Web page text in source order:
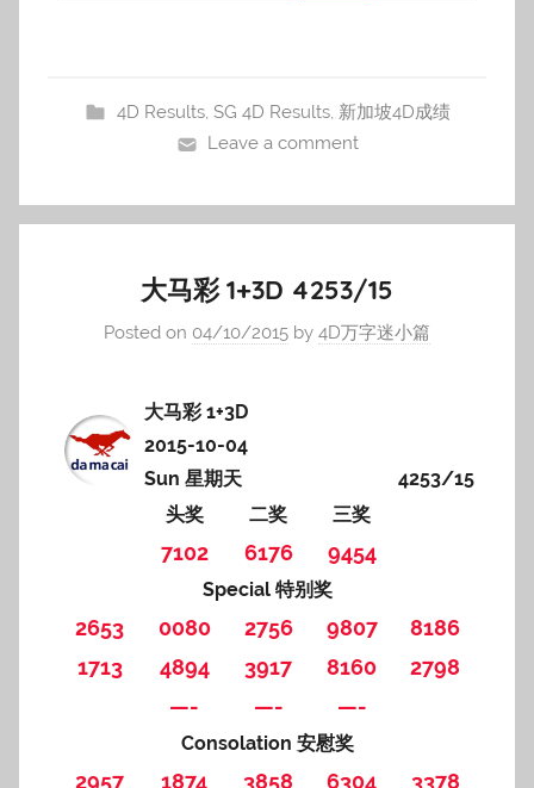
4D Results, SG 4D Results, 新加坡4D成绩
Leave a comment
大马彩 1+3D 4253/15
Posted on 04/10/2015 by 4D万字迷小篇
大马彩 1+3D
2015-10-04
Sun 星期天
4253/15
头奖
二奖 三奖
7102 6176 9454
Special 特别奖
2653 0080 2756 9807
8186
1713
4894 3917 8160
2798
—-
—- —-
Consolation 安慰奖
2957 1874 3858 6304 3378